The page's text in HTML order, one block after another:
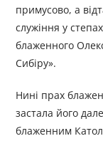
примусово, а
служіння у
блаженного
Сибіру».
Нині прах
застала його
блаженним